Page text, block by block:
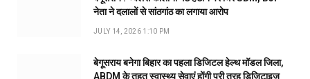
नेता ने दलालों से सांठगांठ का लगाया आरोप
JULY 14, 2026 1:10 PM
बेगूसराय बनेगा बिहार का पहला डिजिटल हेल्थ मॉडल जिला,
ABDM के तहत स्वास्थ्य सेवाएं होंगी पूरी तरह डिजिटाइज